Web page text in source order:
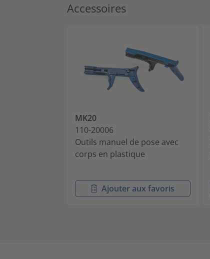
Accessoires
MK20
110-20006
Outils manuel de pose avec
corps en plastique
Ajouter aux favoris